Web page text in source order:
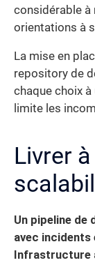
considérable à
orientations à
La mise en
repository de
chaque choix
limite les
Livrer
Un pipeline de
avec incidents
Infrastructure